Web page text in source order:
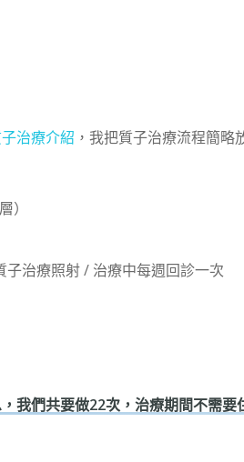
治療介紹 ，我把質子治療流程簡略
）
治療照射 / 治療中每週回診一次
我們共要做22次，治療期間不需要